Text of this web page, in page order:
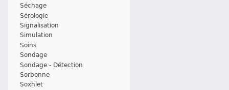
Séchage
Sérologie
Signalisation
Simulation
Soins
Sondage
Sondage - Détection
Sorbonne
Soxhlet